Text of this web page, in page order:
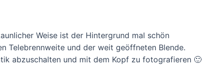
Weise ist der Hintergrund mal schön
Telebrennweite und der weit geöffneten Blende.
abzuschalten und mit dem Kopf zu fotografieren 🙂